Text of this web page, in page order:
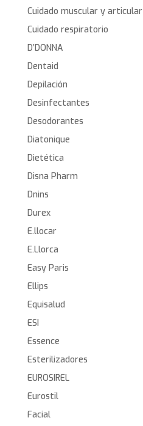
Cuidado muscular y articular
Cuidado respiratorio
D’DONNA
Dentaid
Depilación
Desinfectantes
Desodorantes
Diatonique
Dietética
Disna Pharm
Dnins
Durex
E.llocar
E.Llorca
Easy Paris
Ellips
Equisalud
ESI
Essence
Esterilizadores
EUROSIREL
Eurostil
Facial